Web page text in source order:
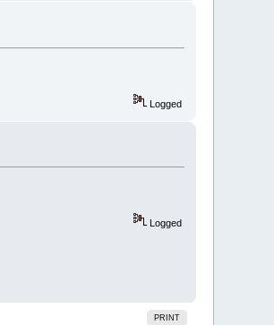
Logged
Logged
PRINT